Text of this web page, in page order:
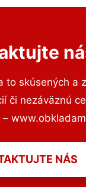
to skúsených a
či nezáväznú
NÁS